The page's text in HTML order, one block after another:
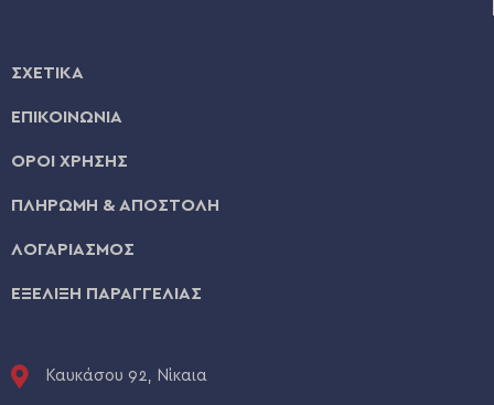
ΣΧΕΤΙΚΑ
ΕΠΙΚΟΙΝΩΝΙΑ
ΟΡΟΙ ΧΡΗΣΗΣ
ΠΛΗΡΩΜΗ & ΑΠΟΣΤΟΛΗ
ΛΟΓΑΡΙΑΣΜΟΣ
ΕΞΕΛΙΞΗ ΠΑΡΑΓΓΕΛΙΑΣ
Καυκάσου 92, Νίκαια